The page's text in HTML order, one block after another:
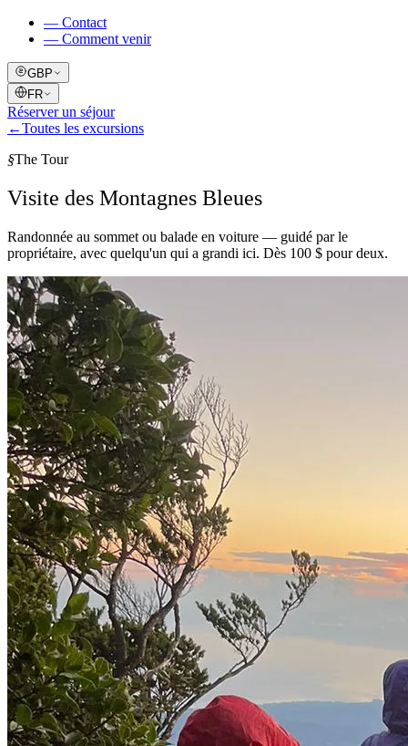
— Contact
— Comment venir
GBP
FR
Réserver un séjour
←Toutes les excursions
§The Tour
Visite des Montagnes Bleues
Randonnée au sommet ou balade en voiture — guidé par le
propriétaire, avec quelqu'un qui a grandi ici. Dès 100 $ pour deux.